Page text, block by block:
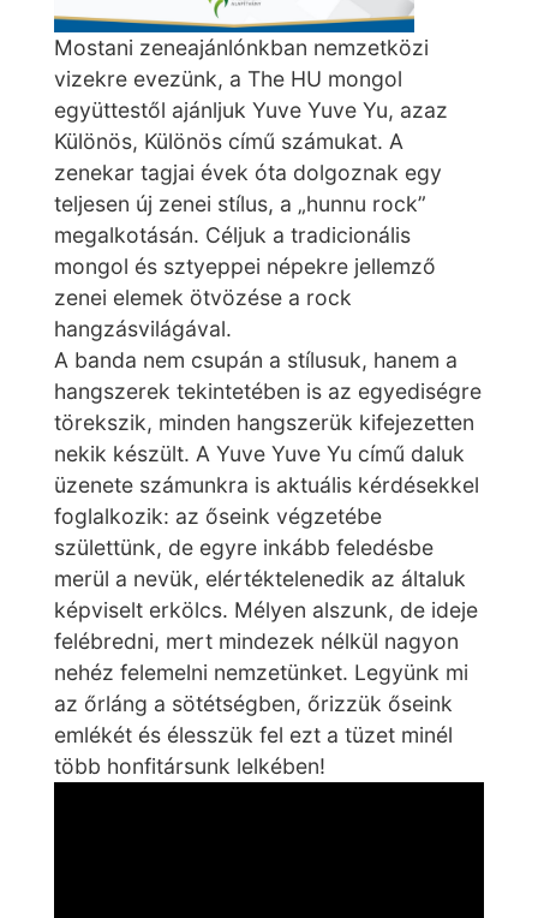
Mostani zeneajánlónkban nemzetközi
vizekre evezünk, a The HU mongol
együttestől ajánljuk Yuve Yuve Yu, azaz
Különös, Különös című számukat. A
zenekar tagjai évek óta dolgoznak egy
teljesen új zenei stílus, a „hunnu rock”
megalkotásán. Céljuk a tradicionális
mongol és sztyeppei népekre jellemző
zenei elemek ötvözése a rock
hangzásvilágával.
A banda nem csupán a stílusuk, hanem a
hangszerek tekintetében is az egyediségre
törekszik, minden hangszerük kifejezetten
nekik készült. A Yuve Yuve Yu című daluk
üzenete számunkra is aktuális kérdésekkel
foglalkozik: az őseink végzetébe
születtünk, de egyre inkább feledésbe
merül a nevük, elértéktelenedik az általuk
képviselt erkölcs. Mélyen alszunk, de ideje
felébredni, mert mindezek nélkül nagyon
nehéz felemelni nemzetünket. Legyünk mi
az őrláng a sötétségben, őrizzük őseink
emlékét és élesszük fel ezt a tüzet minél
több honfitársunk lelkében!